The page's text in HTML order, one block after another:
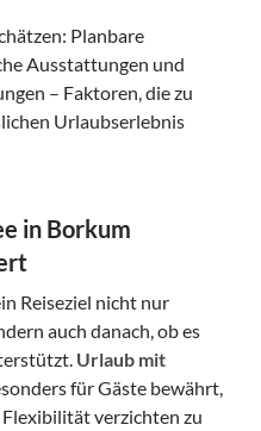
Planbare
Ausstattungen und
– Faktoren, die zu
Urlaubserlebnis
in Borkum
Reiseziel nicht nur
auch danach, ob es
Urlaub mit
für Gäste bewährt,
verzichten zu